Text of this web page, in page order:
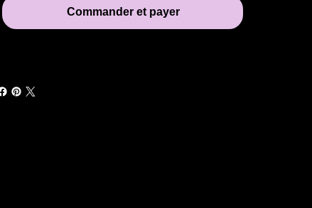
Commander et payer